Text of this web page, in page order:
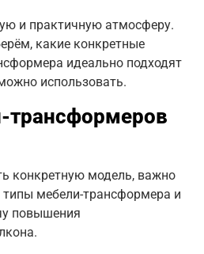
и практичную атмосферу.
какие конкретные
идеально подходят
использовать.
конкретную модель, важно
мебели-трансформера и
повышения